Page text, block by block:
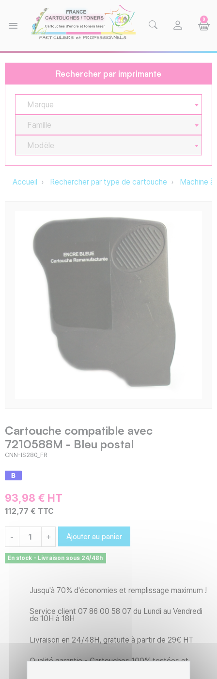
menu
0
Rechercher par imprimante
Marque
Famille
Modèle
Accueil Rechercher par type de cartouche Machine
Cartouche compatible avec
7210588M - Bleu postal
CNN-IS280_FR
93,98 € HT
112,77 € TTC
- + Ajouter au panier
En stock - Livraison sous 24/48h
Jusqu'à 70% d'économies et remplissage maximum !
Service client 07 86 00 58 07 du Lundi au Vendredi
de 10H à 18H
Livraison en 24/48H, gratuite à partir de 29€ HT
Qualité garantie - Cartouches 100% testées et